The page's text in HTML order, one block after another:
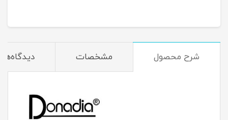
شرح محصول مشخصات دیدگاه‌ها